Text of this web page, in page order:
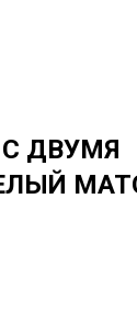
ДВУМЯ